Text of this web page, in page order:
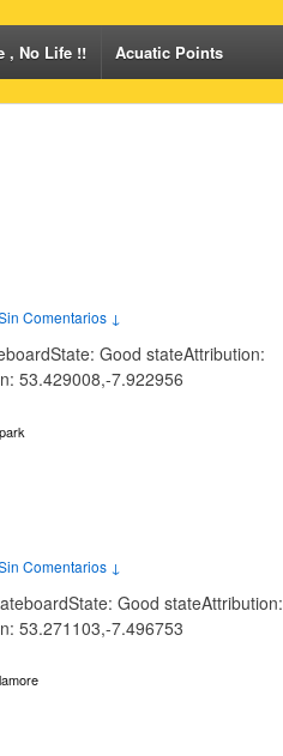
, No Life !! Acuatic Points
Comentarios ↓
Good stateAttribution:
53.429008,-7.922956
Comentarios ↓
Good stateAttribution:
53.271103,-7.496753